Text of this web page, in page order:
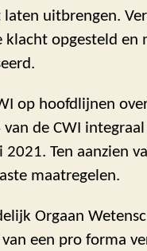
uitbrengen.
opgesteld en
op hoofdlijnen
de CWI
Ten aanzien
maatregelen.
Orgaan
een pro forma